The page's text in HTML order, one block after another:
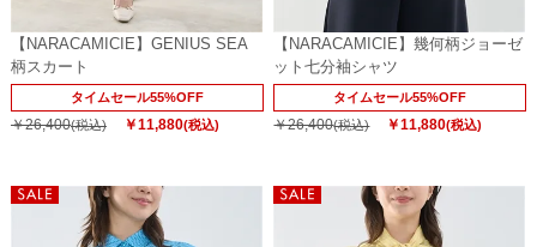
【NARACAMICIE】GENIUS SEA
柄スカート
タイムセール55%OFF
￥26,400(税込) ￥11,880(税込)
【NARACAMICIE】幾何柄ジョーゼ
ット七分袖シャツ
タイムセール55%OFF
￥26,400(税込) ￥11,880(税込)